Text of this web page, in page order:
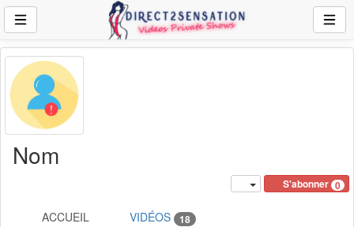
Nom
S'abonner 0
ACCUEIL VIDÉOS 18